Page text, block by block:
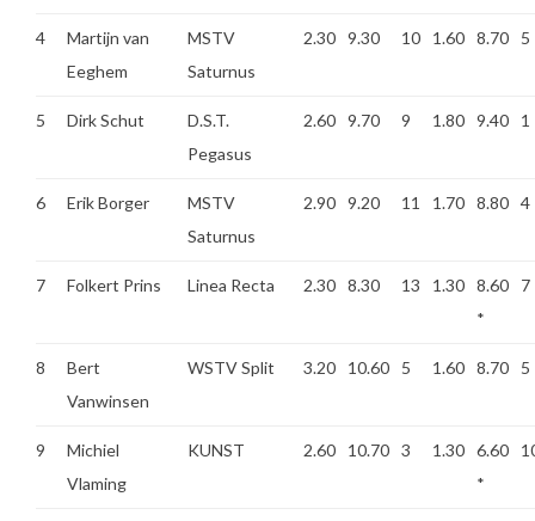
4
Martijn van
Eeghem
MSTV
Saturnus
2.30 9.30 10 1.60 8.70 5
5 Dirk Schut
D.S.T.
Pegasus
2.60 9.70 9 1.80 9.40 1
6 Erik Borger
MSTV
Saturnus
2.90 9.20 11 1.70 8.80 4
7 Folkert Prins Linea Recta 2.30 8.30 13 1.30 8.60
*
7
8
Bert
Vanwinsen
WSTV Split 3.20 10.60 5 1.60 8.70 5
9
Michiel
Vlaming
KUNST 2.60 10.70 3 1.30 6.60
*